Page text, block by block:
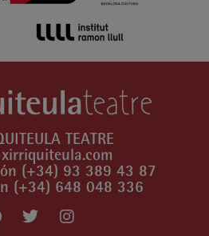
TEATRE
(+34) 93 389 43 87
(+34) 648 048 336